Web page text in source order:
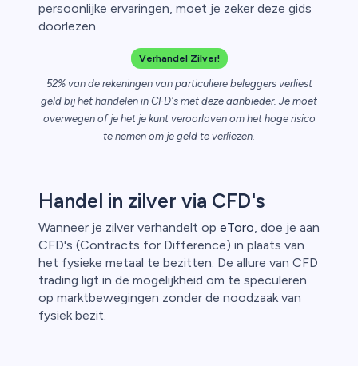
persoonlijke ervaringen, moet je zeker deze gids
doorlezen.
Verhandel Zilver!
52% van de rekeningen van particuliere beleggers verliest
geld bij het handelen in CFD's met deze aanbieder. Je moet
overwegen of je het je kunt veroorloven om het hoge risico
te nemen om je geld te verliezen.
Handel in zilver via CFD's
Wanneer je zilver verhandelt op eToro, doe je aan
CFD's (Contracts for Difference) in plaats van
het fysieke metaal te bezitten. De allure van CFD
trading ligt in de mogelijkheid om te speculeren
op marktbewegingen zonder de noodzaak van
fysiek bezit.